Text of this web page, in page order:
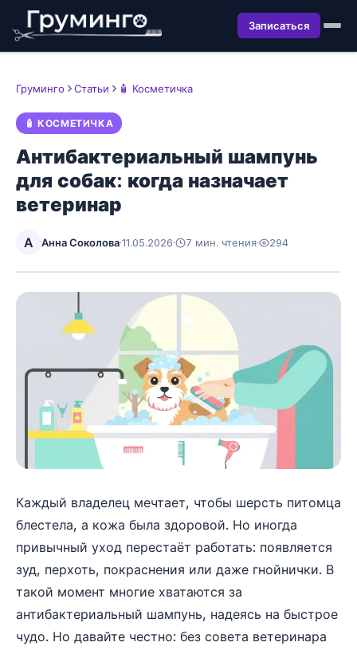
Записаться
Груминго Статьи 🧴 Косметичка
🧴 КОСМЕТИЧКА
Антибактериальный шампунь
для собак: когда назначает
ветеринар
А Анна Соколова·11.05.2026· 7 мин. чтения· 294
Каждый владелец мечтает, чтобы шерсть питомца
блестела, а кожа была здоровой. Но иногда
привычный уход перестаёт работать: появляется
зуд, перхоть, покраснения или даже гнойнички. В
такой момент многие хватаются за
антибактериальный шампунь, надеясь на быстрое
чудо. Но давайте честно: без совета ветеринара